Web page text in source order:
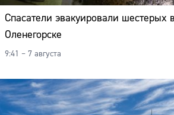
Спасатели эвакуировали шестерых
Оленегорске
9:41 – 7 августа